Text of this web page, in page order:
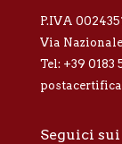
c
y
P.IVA
Via
Tel: +39 0183
Seguici